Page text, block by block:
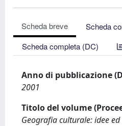
Scheda breve
Scheda
Scheda completa (DC)
Anno di pubblicazione
2001
Titolo del volume
Geografia culturale: idee ed